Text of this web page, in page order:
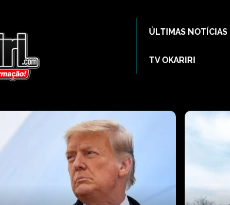
ÚLTIMAS NOTÍCIAS
TV OKARIRI